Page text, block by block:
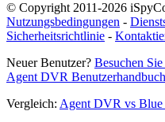
© Copyright 2011-2026
Nutzungsbedingungen -
Sicherheitsrichtlinie -
Neuer Benutzer? Besuchen
Agent DVR Benutzerhandbuch
Vergleich: Agent DVR vs Blue